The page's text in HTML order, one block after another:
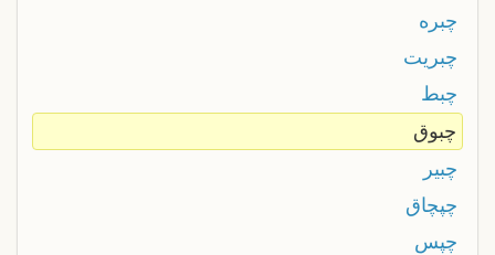
چبره
چبريت
چبط
چبوق
چبير
چپچاق
چپس